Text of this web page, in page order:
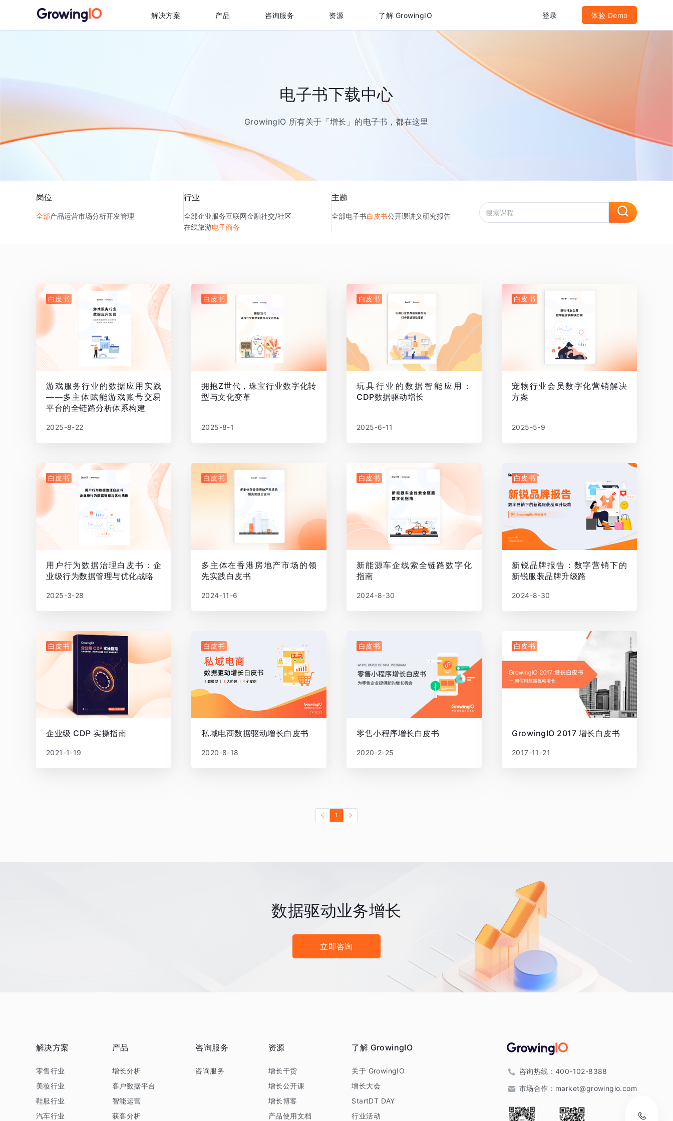
解决方案 产品 咨询服务 资源 了解 GrowingIO 登录 体验 Demo
电子书下载中心
GrowingIO 所有关于「增长」的电子书，都在这里
岗位
全部产品运营市场分析开发管理
行业
全部企业服务互联网金融社交/社区
在线旅游电子商务
主题
全部电子书白皮书公开课讲义研究报告
白皮书
游戏服务行业的数据应用实践
——多主体赋能游戏账号交易
平台的全链路分析体系构建
2025-8-22
白皮书
拥抱Z世代，珠宝行业数字化转
型与文化变革
2025-8-1
白皮书
玩具行业的数据智能应用：
CDP数据驱动增长
2025-6-11
白皮书
宠物行业会员数字化营销解决
方案
2025-5-9
白皮书
用户行为数据治理白皮书：企
业级行为数据管理与优化战略
2025-3-28
白皮书
多主体在香港房地产市场的领
先实践白皮书
2024-11-6
白皮书
新能源车企线索全链路数字化
指南
2024-8-30
白皮书
新锐品牌报告：数字营销下的
新锐服装品牌升级路
2024-8-30
白皮书
企业级 CDP 实操指南
2021-1-19
白皮书
私域电商数据驱动增长白皮书
2020-8-18
白皮书
零售小程序增长白皮书
2020-2-25
白皮书
GrowingIO 2017 增长白皮书
2017-11-21
1
数据驱动业务增长
立即咨询
解决方案
零售行业
美妆行业
鞋服行业
汽车行业
产品
增长分析
客户数据平台
智能运营
获客分析
咨询服务
咨询服务
资源
增长干货
增长公开课
增长博客
产品使用文档
了解 GrowingIO
关于 GrowingIO
增长大会
StartDT DAY
行业活动
咨询热线： 400-102-8388
市场合作： market@growingio.com